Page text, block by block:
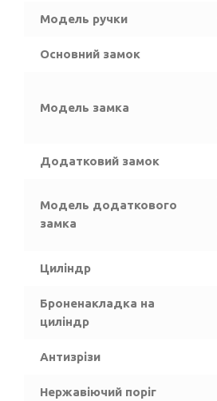
Модель ручки
Основний замок
Модель замка
Додатковий замок
Модель додаткового
замка
Циліндр
Броненакладка на
циліндр
Антизрізи
Нержавіючий поріг